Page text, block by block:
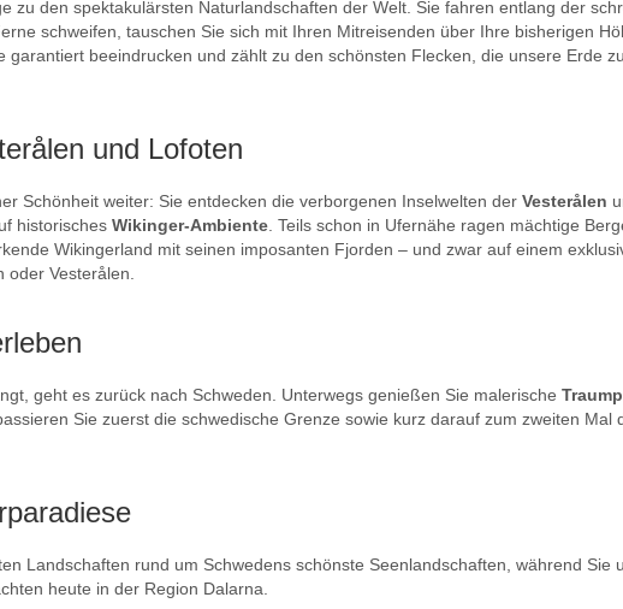
zu den spektakulärsten Naturlandschaften der Welt. Sie fahren entlang der
schweifen, tauschen Sie sich mit Ihren Mitreisenden über Ihre bisherigen
beeindrucken und zählt zu den schönsten Flecken, die unsere Erde
und Lofoten
Schönheit weiter: Sie entdecken die verborgenen Inselwelten der Vesterålen
historisches Wikinger-Ambiente . Teils schon in Ufernähe ragen mächtige
Wikingerland mit seinen imposanten Fjorden – und zwar auf einem
oder Vesterålen.
geht es zurück nach Schweden. Unterwegs genießen Sie malerische
Sie zuerst die schwedische Grenze sowie kurz darauf zum zweiten
Landschaften rund um Schwedens schönste Seenlandschaften, während Sie
heute in der Region Dalarna.